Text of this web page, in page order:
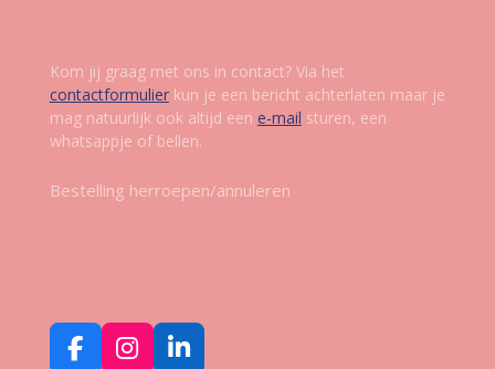
Kom jij graag met ons in contact? Via het
contactformulierkun je een bericht achterlaten maar je
mag natuurlijk ook altijd een e-mail sturen, een
whatsappje of bellen.
Bestelling herroepen/annuleren
F
I
L